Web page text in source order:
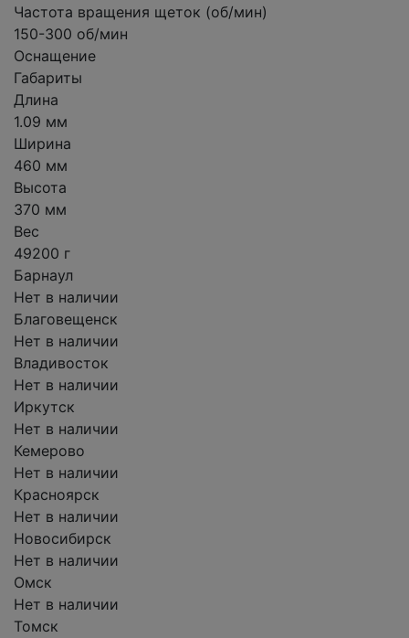
Частота вращения щеток (об/мин)
150-300 об/мин
Оснащение
Габариты
Длина
1.09 мм
Ширина
460 мм
Высота
370 мм
Вес
49200 г
Барнаул
Нет в наличии
Благовещенск
Нет в наличии
Владивосток
Нет в наличии
Иркутск
Нет в наличии
Кемерово
Нет в наличии
Красноярск
Нет в наличии
Новосибирск
Нет в наличии
Омск
Нет в наличии
Томск